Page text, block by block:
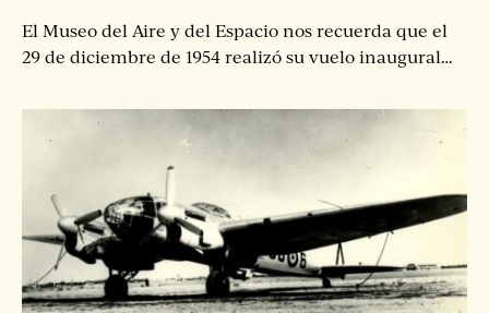
El Museo del Aire y del Espacio nos recuerda que el
29 de diciembre de 1954 realizó su vuelo inaugural…